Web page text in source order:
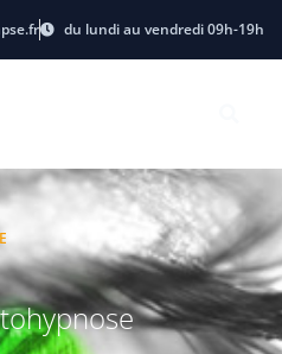
du lundi au vendredi 09h-19h